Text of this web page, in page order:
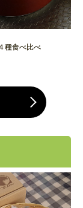
種食べ比べ